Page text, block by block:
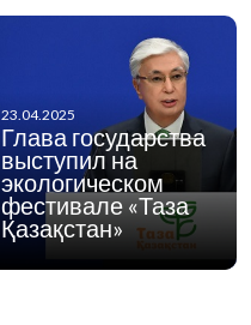
23.04.2025
Глава государства
выступил на
экологическом
фестивале «Таза
Қазақстан»